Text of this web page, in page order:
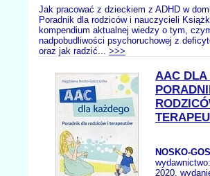
Jak pracować z dzieckiem z ADHD w
Poradnik dla rodziców i nauczycieli
kompendium aktualnej wiedzy o tym,
nadpobudliwości psychoruchowej z
oraz jak radzić... >>>
AAC DLA
NOSKO-
2020,